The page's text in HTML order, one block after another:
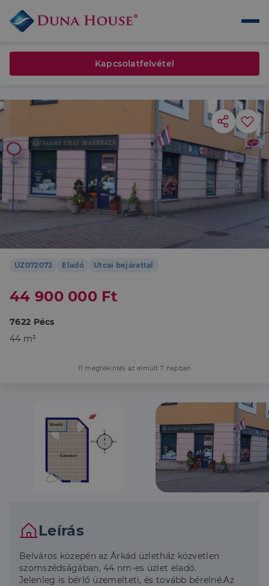
UZ072072 Eladó Utcai bejárattal
44 900 000 Ft
7622 Pécs
44 m²
11 megtekintés az elmúlt 7 napban
Leírás
Belváros közepén az Árkád üzletház közvetlen
szomszédságában, 44 nm-es üzlet eladó.
Jelenleg is bérlő üzemelteti, és tovább bérelné.Az
Kapcsolatfelvétel